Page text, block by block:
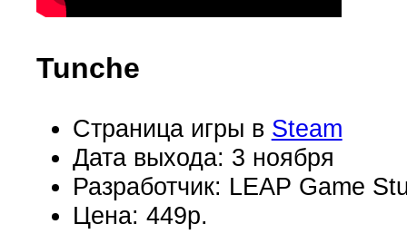
Tunche
Страница игры в Steam
Дата выхода: 3 ноября
Разработчик: LEAP Game
Цена: 449р.